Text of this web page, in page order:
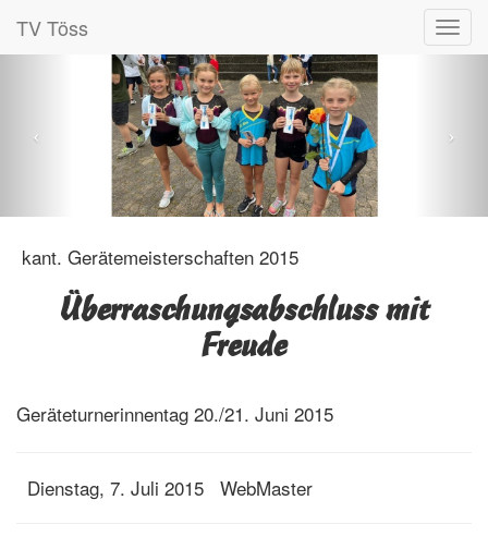
TV Töss
kant. Gerätemeisterschaften 2015
Überraschungsabschluss mit
Freude
Geräteturnerinnentag 20./21. Juni 2015
Dienstag, 7. Juli 2015 WebMaster